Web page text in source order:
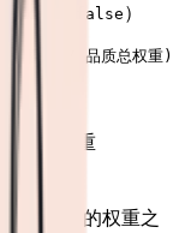
= false ）
中的权重
重之和
权重
（1-6）的权重之